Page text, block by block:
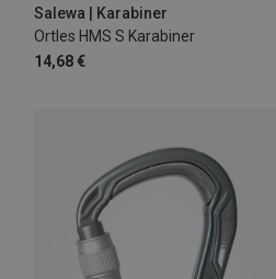
Salewa | Karabiner
Ortles HMS S Karabiner
14,68 €